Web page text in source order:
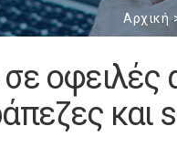
Αρχική
οφειλές
και